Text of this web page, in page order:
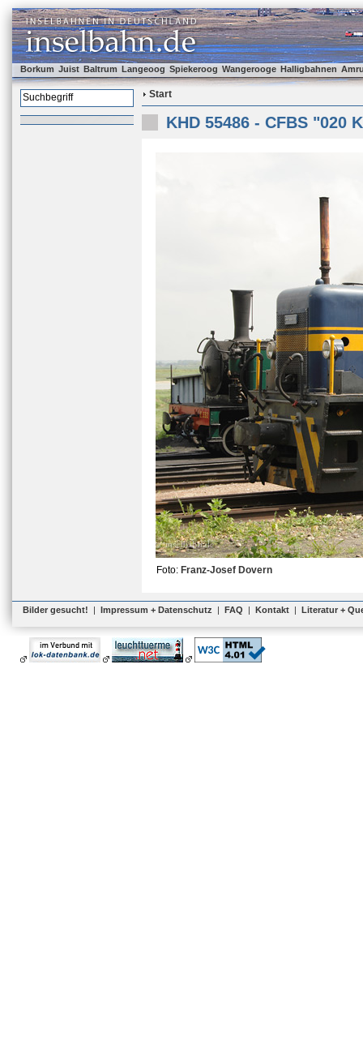
Borkum Juist Baltrum Langeoog Spiekeroog Wangerooge Halligbahnen
Start
KHD 55486 - CFBS "020
Foto: Franz-Josef Dovern
Bilder gesucht! | Impressum + Datenschutz | FAQ | Kontakt | Literatur +